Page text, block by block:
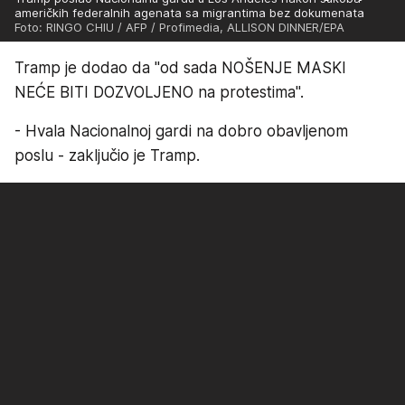
američkih federalnih agenata sa migrantima bez dokumenata
Foto: RINGO CHIU / AFP / Profimedia, ALLISON DINNER/EPA
Tramp je dodao da "od sada NOŠENJE MASKI
NEĆE BITI DOZVOLJENO na protestima".
- Hvala Nacionalnoj gardi na dobro obavljenom
poslu - zaključio je Tramp.